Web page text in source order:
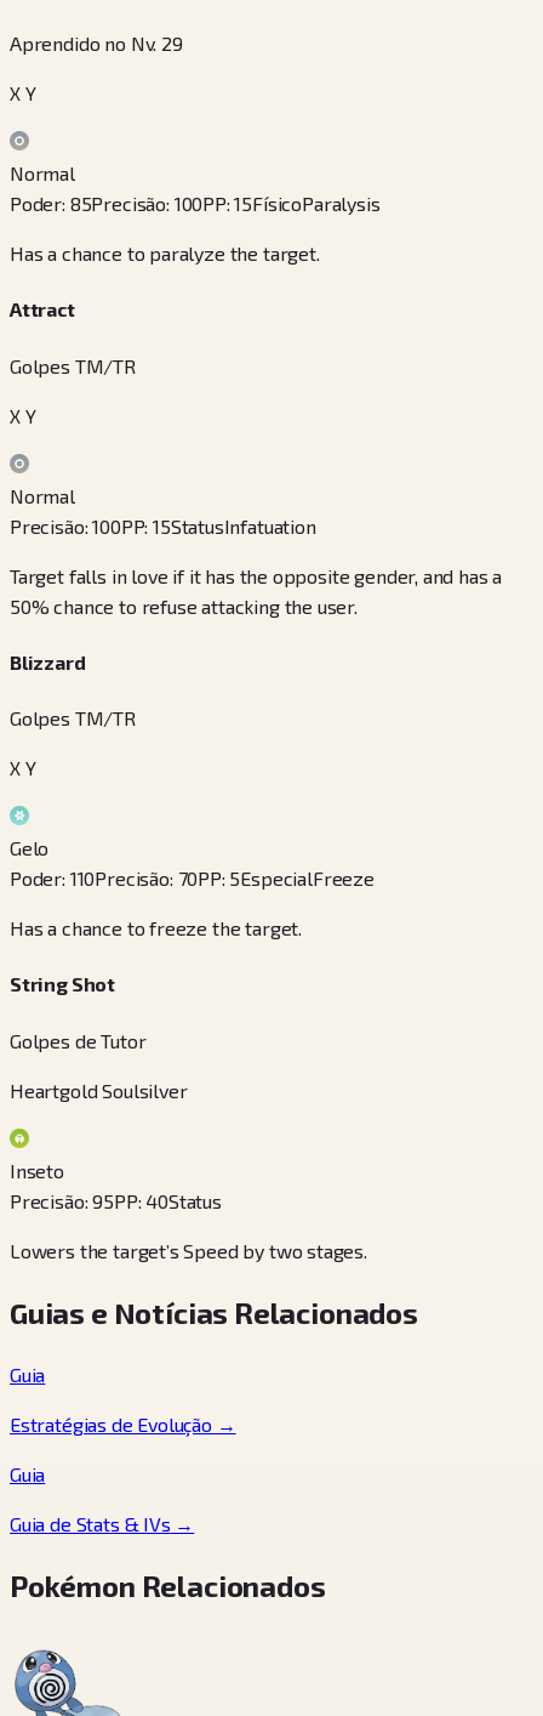
Aprendido no Nv. 29
X Y
Normal
Poder: 85Precisão: 100PP:15FísicoParalysis
Has a chance to paralyze the target.
Attract
Golpes TM/TR
X Y
Normal
Precisão:100PP:15StatusInfatuation
Target falls in love if it has the opposite gender, and has a
50% chance to refuse attacking the user.
Blizzard
Golpes TM/TR
X Y
Gelo
Poder: 110Precisão: 70PP: 5EspecialFreeze
Has a chance to freeze the target.
String Shot
Golpes de Tutor
Heartgold Soulsilver
Inseto
Precisão:95PP: 40Status
Lowers the target’s Speed by two stages.
Guias e Notícias Relacionados
Guia
Estratégias de Evolução →
Guia
Guia de Stats & IVs →
Pokémon Relacionados